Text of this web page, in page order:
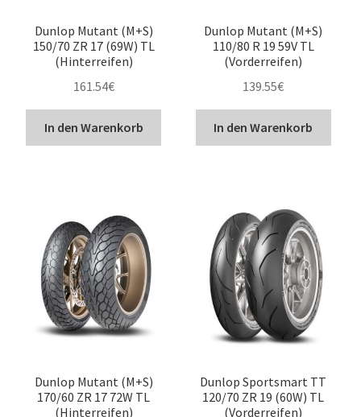
Dunlop Mutant (M+S)
150/70 ZR 17 (69W) TL
(Hinterreifen)
161.54€
In den Warenkorb
Dunlop Mutant (M+S)
110/80 R 19 59V TL
(Vorderreifen)
139.55€
In den Warenkorb
Dunlop Mutant (M+S)
170/60 ZR 17 72W TL
(Hinterreifen)
Dunlop Sportsmart TT
120/70 ZR 19 (60W) TL
(Vorderreifen)